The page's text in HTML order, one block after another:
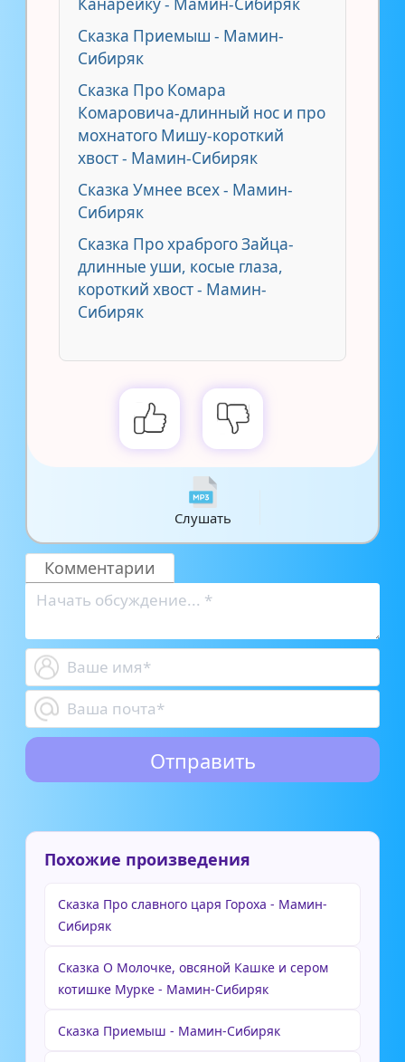
Сказка Приемыш - Мамин-
Сибиряк
Сказка Про Комара
Комаровича-длинный нос и про
мохнатого Мишу-короткий
хвост - Мамин-Сибиряк
Сказка Умнее всех - Мамин-
Сибиряк
Сказка Про храброго Зайца-
длинные уши, косые глаза,
короткий хвост - Мамин-
Сибиряк
Слушать
Комментарии
Похожие произведения
Сказка Про славного царя Гороха - Мамин-
Сибиряк
Сказка О Молочке, овсяной Кашке и сером
котишке Мурке - Мамин-Сибиряк
Сказка Приемыш - Мамин-Сибиряк